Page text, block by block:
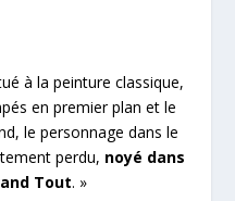
à la peinture classique,
en premier plan et le
le personnage dans le
perdu, noyé dans
Tout. »